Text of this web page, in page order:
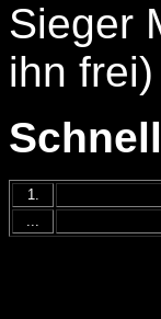
Sieger
ihn
1.
...